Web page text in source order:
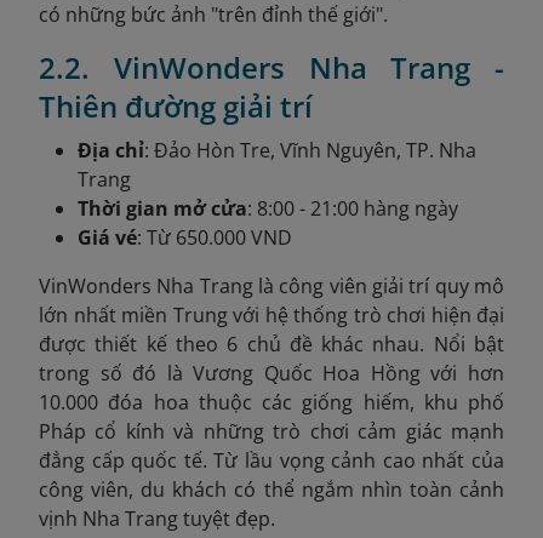
có những bức ảnh "trên đỉnh thế giới".
2.2. VinWonders Nha Trang -
Thiên đường giải trí
Địa chỉ: Đảo Hòn Tre, Vĩnh Nguyên, TP. Nha
Trang
Thời gian mở cửa: 8:00 - 21:00 hàng ngày
Giá vé: Từ 650.000 VND
VinWonders Nha Trang là công viên giải trí quy mô
lớn nhất miền Trung với hệ thống trò chơi hiện đại
được thiết kế theo 6 chủ đề khác nhau. Nổi bật
trong số đó là Vương Quốc Hoa Hồng với hơn
10.000 đóa hoa thuộc các giống hiếm, khu phố
Pháp cổ kính và những trò chơi cảm giác mạnh
đẳng cấp quốc tế. Từ lầu vọng cảnh cao nhất của
công viên, du khách có thể ngắm nhìn toàn cảnh
vịnh Nha Trang tuyệt đẹp.